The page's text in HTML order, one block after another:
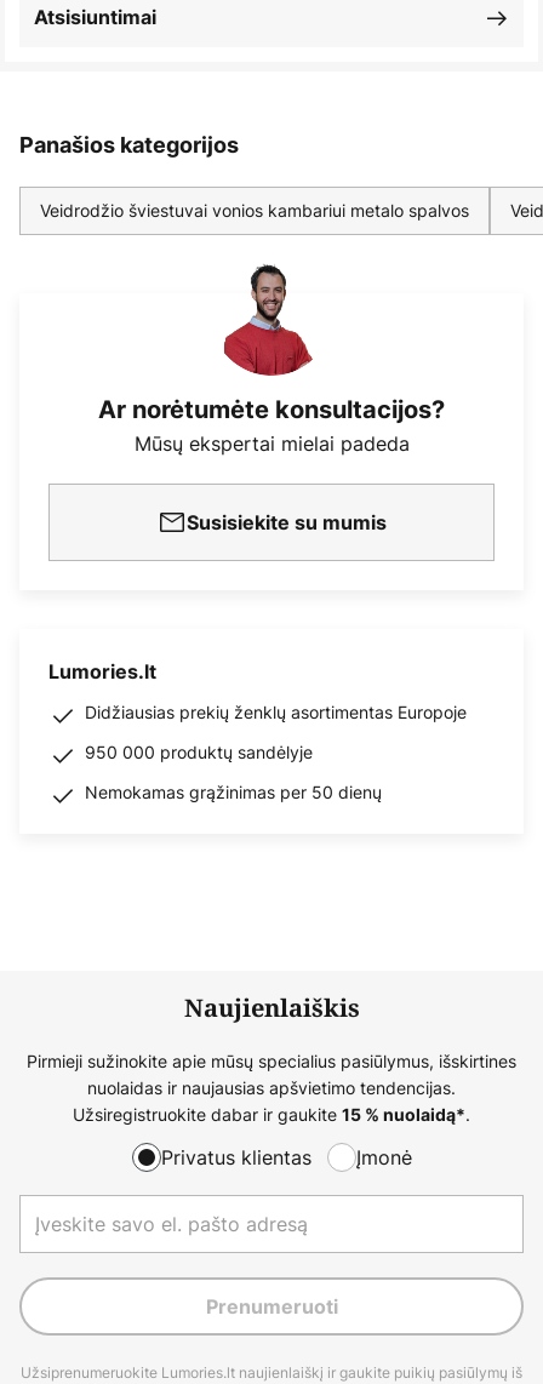
Atsisiuntimai
Panašios kategorijos
Veidrodžio šviestuvai vonios kambariui metalo spalvos
Ar norėtumėte konsultacijos?
Mūsų ekspertai mielai padeda
Susisiekite su mumis
Lumories.lt
Didžiausias prekių ženklų asortimentas Europoje
950 000 produktų sandėlyje
Nemokamas grąžinimas per 50 dienų
Naujienlaiškis
Pirmieji sužinokite apie mūsų specialius pasiūlymus, išskirtines
nuolaidas ir naujausias apšvietimo tendencijas.
Užsiregistruokite dabar ir gaukite 15 % nuolaidą*.
Privatus klientas Įmonė
Prenumeruoti
Užsiprenumeruokite Lumories.lt naujienlaiškį ir gaukite puikių pasiūlymų iš